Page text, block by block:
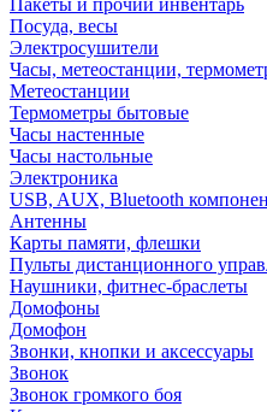
Пакеты и прочий инвентарь
Посуда, весы
Электросушители
Часы, метеостанции,
Метеостанции
Термометры бытовые
Часы настенные
Часы настольные
Электроника
USB, AUX, Bluetooth
Антенны
Карты памяти, флешки
Пульты дистанционного
Наушники, фитнес-браслеты
Домофоны
Домофон
Звонки, кнопки и аксессуары
Звонок
Звонок громкого боя